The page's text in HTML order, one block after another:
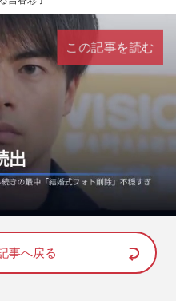
この記事を読む
事へ戻る